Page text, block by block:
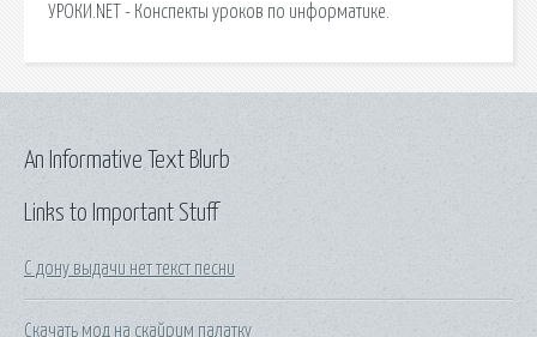
УРОКИ.NET - Конспекты уроков по информатике.
Links to Important Stuff
С дону выдачи нет текст песни
Скачать мод на скайрим палатку
An Informative Text Blurb